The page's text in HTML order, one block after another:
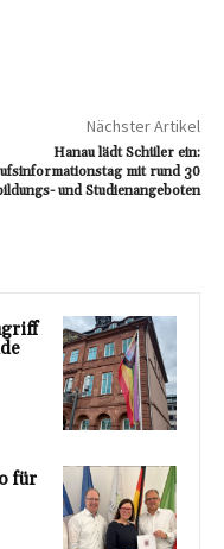
Nächster Artikel
Hanau lädt Schüler ein:
mit rund 30
und Studienangeboten
für